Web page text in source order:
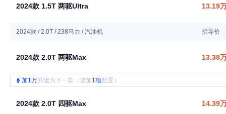
2024款 1.5T 两驱Ultra 13.19
2024款 / 2.0T / 238马力 / 汽油机 指导价
2024款 2.0T 两驱Max 13.39
加1万升级为下一款（增加1项配置）
2024款 2.0T 四驱Max 14.39